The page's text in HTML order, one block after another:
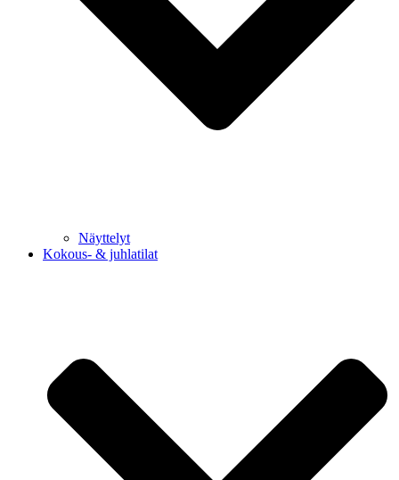
Näyttelyt
Kokous- & juhlatilat